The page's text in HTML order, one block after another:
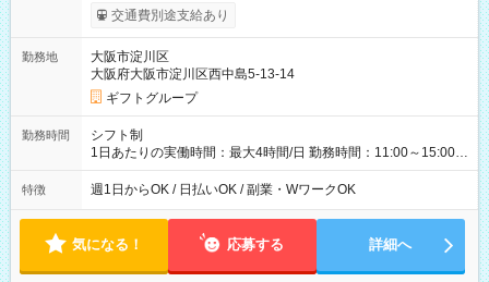
用期間なし
交通費別途支給あり
勤務地
大阪市淀川区
大阪府大阪市淀川区西中島5-13-14
ギフトグループ
勤務時間
シフト制
1日あたりの実働時間：最大4時間/日 勤務時間：11:00～15:00
（実働4時間） ★週1日～勤務OK！ ★土日のみ・平日のみも
OK！ ★シフト自己申告制！ ★残業なし！次の予定も立てやすい
特徴 週1日からOK / 日払いOK / 副業・WワークOK
気になる！ 応募する 詳細へ